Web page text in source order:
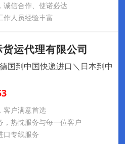
诚信合作、使诺必达
作人员经验丰富
运代理有限公司
国到中国快递进口＼日本到中
客户满意首选
热忱服务与每一位客户
口专线服务